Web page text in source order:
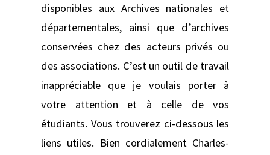
disponibles aux Archives nationales et
départementales, ainsi que d’archives
conservées chez des acteurs privés ou
des associations. C’est un outil de travail
inappréciable que je voulais porter à
votre attention et à celle de vos
étudiants. Vous trouverez ci-dessous les
liens utiles. Bien cordialement Charles-